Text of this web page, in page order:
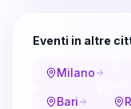
Eventi in altre
Milano
Bari